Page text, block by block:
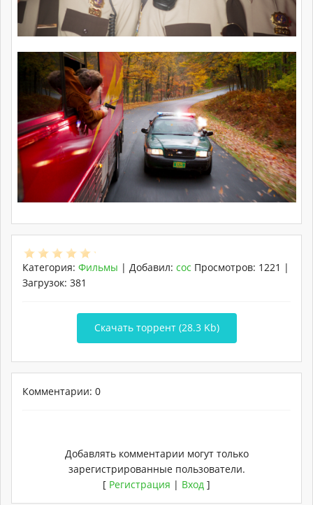
Категория: Фильмы | Добавил: coc Просмотров: 1221 |
Загрузок: 381
Скачать торрент (28.3 Kb)
Комментарии: 0
Добавлять комментарии могут только
зарегистрированные пользователи.
[ Регистрация | Вход ]